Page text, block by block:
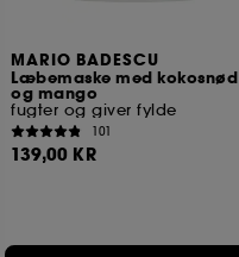
MARIO BADESCU
Læbemaske med kokosnød
og mango
fugter og giver fylde
101
139,00 KR